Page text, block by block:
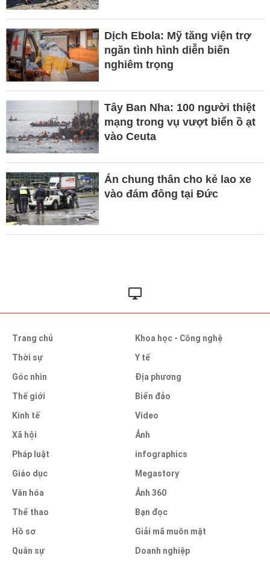
Dịch Ebola: Mỹ tăng viện trợ
ngăn tình hình diễn biến
nghiêm trọng
Tây Ban Nha: 100 người thiệt
mạng trong vụ vượt biển ồ ạt
vào Ceuta
Án chung thân cho kẻ lao xe
vào đám đông tại Đức
Trang chủ
Thời sự
Góc nhìn
Thế giới
Kinh tế
Xã hội
Pháp luật
Giáo dục
Văn hóa
Thể thao
Hồ sơ
Quân sự
Khoa học - Công nghệ
Y tế
Địa phương
Biển đảo
Video
Ảnh
infographics
Megastory
Ảnh 360
Bạn đọc
Giải mã muôn mặt
Doanh nghiệp